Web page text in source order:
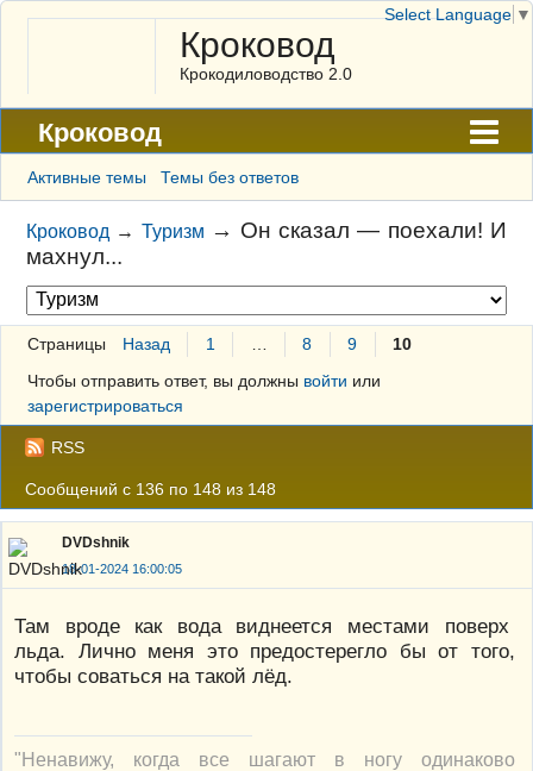
Кроковод
Крокодиловодство 2.0
Кроковод
Форум
Архив
ГАЛЕРЕЯ
Правила
Поиск
Регистрация
Вход
Активные темы Темы без ответов
Кроковод → Туризм → Он сказал — поехали! И
махнул...
Страницы Назад 1 8 9
10
Чтобы отправить ответ, вы должны войти или
зарегистрироваться
RSS
Сообщений с 136 по 148 из 148
DVDshnik
18-01-2024 16:00:05
Там вроде как вода виднеется местами поверх
льда. Лично меня это предостерегло бы от того,
чтобы соваться на такой лёд.
"Ненавижу, когда все шагают в ногу одинаково
Select Language ▼